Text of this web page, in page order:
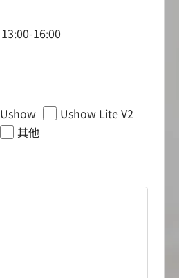
13:00-16:00
Ushow
Ushow Lite V2
其他